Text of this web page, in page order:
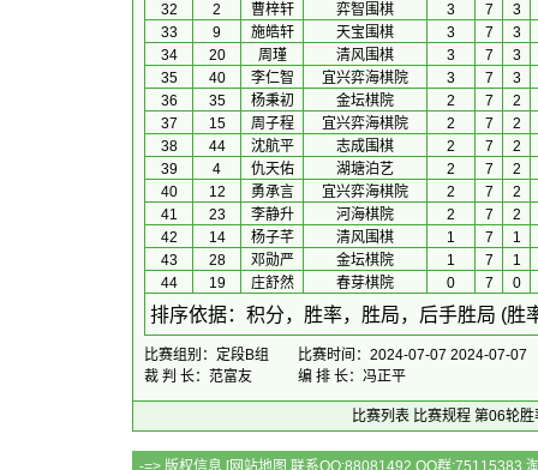
32
2 曹梓轩 弈智围棋 3 7
3
33
9 施皓轩 天宝围棋 3 7
3
34
20 周瑾 清风围棋 3 7
3
35
40 李仁智 宜兴弈海棋院 3 7
3
36
35 杨秉初 金坛棋院 2 7
2
37
15 周子程 宜兴弈海棋院 2 7
2
38
44 沈航平 志成围棋 2 7
2
39
4 仇天佑 湖塘泊艺 2 7
2
40
12 勇承言 宜兴弈海棋院 2 7
2
41
23 李静升 河海棋院 2 7
2
42
14 杨子芊 清风围棋 1 7
1
43
28 邓勋严 金坛棋院 1 7
1
44
19 庄舒然 春芽棋院 0 7 0
排序依据：积分，胜率，胜局，后手胜局 (胜
比赛组别：定段B组
比赛时间：2024-07-07 2024-07-07
裁 判 长：范富友
编 排 长：冯正平
比赛列表 比赛规程 第06轮胜
-=> 版权信息 [网站地图 联系QQ:88081492 QQ群:75115383